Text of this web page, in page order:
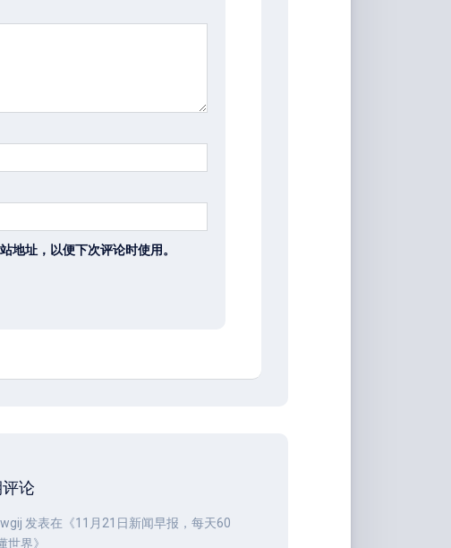
地址，以便下次评论时使用。
论
发表在《11月21日新闻早报，每天60
世界》